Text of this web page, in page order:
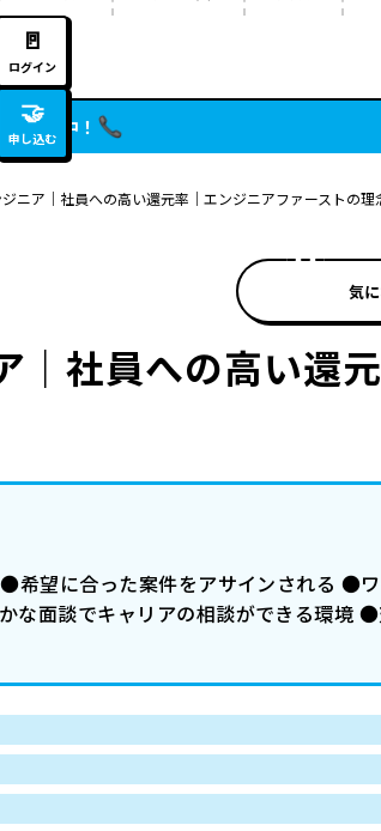
🚪
ログイン
🤝
申し込む
グ実施中！
ニア｜社員への高い還元率｜エンジニアファーストの理
気
｜社員への高い還
望に合った案件をアサインされる ●
面談でキャリアの相談ができる環境